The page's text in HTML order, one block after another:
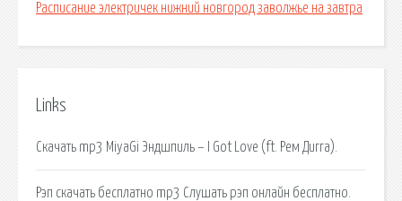
Расписание электричек нижний новгород заволжье на завтра
Links
Скачать mp3 MiyaGi Эндшпиль – I Got Love (ft. Рем Дигга).
Рэп скачать бесплатно mp3 Слушать рэп онлайн бесплатно.